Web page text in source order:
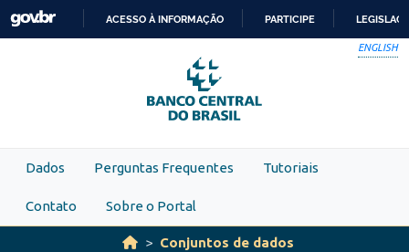
Skip to main content
PARA
O
CONTEÚDO
ACESSO À INFORMAÇÃO PARTICIPE
ENGLISH
Dados Perguntas Frequentes Tutoriais
Contato Sobre o Portal
Conjuntos de dados